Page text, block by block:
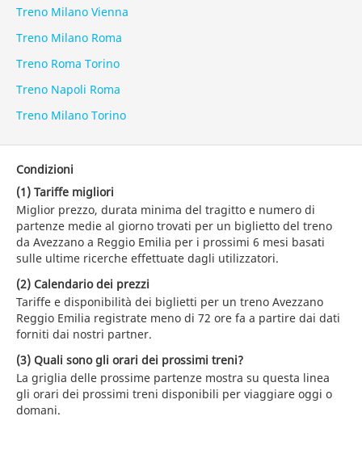
Treno Milano Vienna
Treno Milano Roma
Treno Roma Torino
Treno Napoli Roma
Treno Milano Torino
Condizioni
(1) Tariffe migliori
Miglior prezzo, durata minima del tragitto e numero di
partenze medie al giorno trovati per un biglietto del treno
da Avezzano a Reggio Emilia per i prossimi 6 mesi basati
sulle ultime ricerche effettuate dagli utilizzatori.
(2) Calendario dei prezzi
Tariffe e disponibilità dei biglietti per un treno Avezzano
Reggio Emilia registrate meno di 72 ore fa a partire dai dati
forniti dai nostri partner.
(3) Quali sono gli orari dei prossimi treni?
La griglia delle prossime partenze mostra su questa linea
gli orari dei prossimi treni disponibili per viaggiare oggi o
domani.